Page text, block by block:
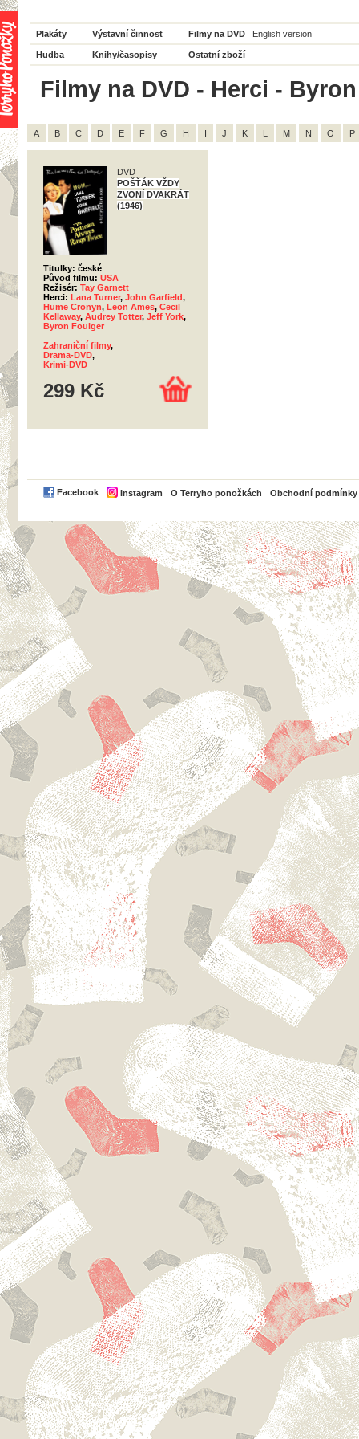
Plakáty Výstavní činnost Filmy na DVD English version
Hudba Knihy/časopisy Ostatní zboží
Filmy na DVD - Herci -
A B C D E F G H I J K L M N O P
DVD
POŠŤÁK VŽDY
ZVONÍ DVAKRÁT
(1946)
Titulky: české
Původ filmu: USA
Režisér: Tay Garnett
Herci: Lana Turner, John Garfield,
Hume Cronyn, Leon Ames, Cecil
Kellaway, Audrey Totter, Jeff York,
Byron Foulger
Zahraniční filmy,
Drama-DVD,
Krimi-DVD
299 Kč
Facebook Instagram O Terryho ponožkách Obchodní podmínky
PayPal